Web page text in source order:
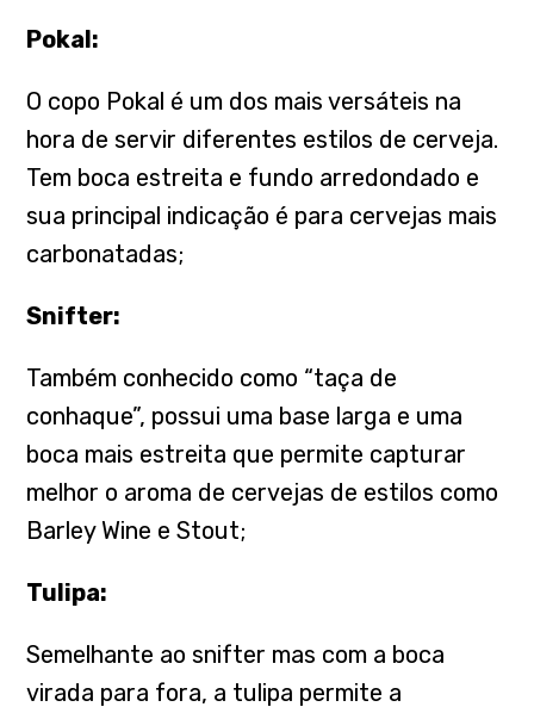
Pokal:
O copo Pokal é um dos mais versáteis na
hora de servir diferentes estilos de cerveja.
Tem boca estreita e fundo arredondado e
sua principal indicação é para cervejas mais
carbonatadas;
Snifter:
Também conhecido como “taça de
conhaque”, possui uma base larga e uma
boca mais estreita que permite capturar
melhor o aroma de cervejas de estilos como
Barley Wine e Stout;
Tulipa:
Semelhante ao snifter mas com a boca
virada para fora, a tulipa permite a